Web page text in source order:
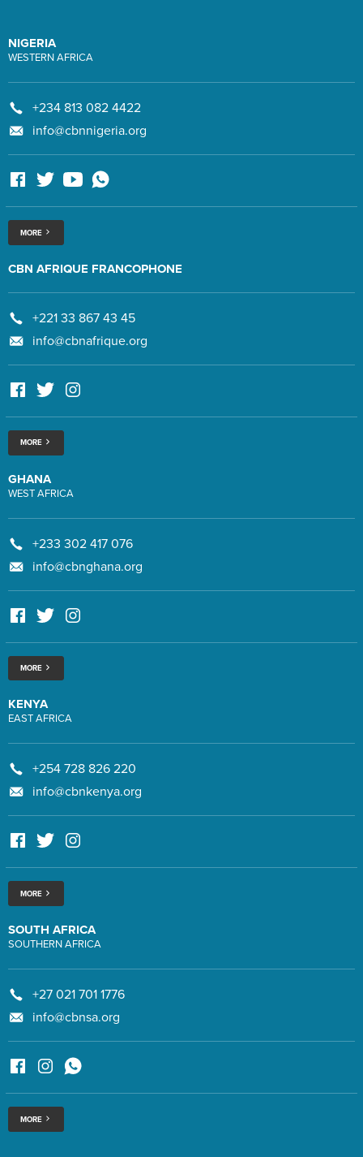
NIGERIA
WESTERN AFRICA
+234 813 082 4422
info@cbnnigeria.org
MORE
CBN AFRIQUE FRANCOPHONE
+221 33 867 43 45
info@cbnafrique.org
MORE
GHANA
WEST AFRICA
+233 302 417 076
info@cbnghana.org
MORE
KENYA
EAST AFRICA
+254 728 826 220
info@cbnkenya.org
MORE
SOUTH AFRICA
SOUTHERN AFRICA
+27 021 701 1776
info@cbnsa.org
MORE